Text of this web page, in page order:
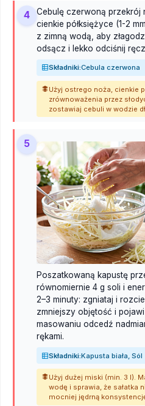
4
Cebulę czerwoną przekrój
cienkie półksiężyce (1-2
z zimną wodą, aby
odsącz i lekko odciśnij
Składniki:Cebula czerwona
Użyj ostrego noża, cienkie
zrównoważenia przez
zostawiaj cebuli w wodzie
5
Poszatkowaną kapustę
równomiernie 4 g soli i
2–3 minuty: zgniataj i
zmniejszy objętość i
masowaniu odcedź
rękami.
Składniki:Kapusta biała, Sól
Użyj dużej miski (min. 3 l).
wodę i sprawia, że sałatka
mocniej jędrną